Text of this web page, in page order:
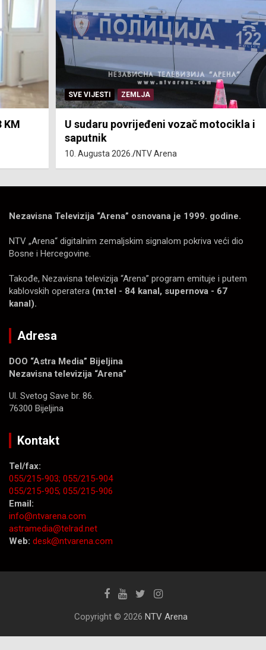
SVE VIJESTI ZEMLJA
U sudaru povrijeđeni vozač motocikla i
saputnik
10. Augusta 2026. NTV Arena
Nezavisna Televizija “Arena” osnovana je 1999. godine.
NTV „Arena“ digitalnim zemaljskim signalom pokriva veći dio
Bosne i Hercegovine.
Takođe, Nezavisna televizija “Arena” program emituje i putem
kablovskih operatera (m:tel - 84 kanal, supernova - 67
kanal).
Adresa
DOO “Astra Media” Bijeljina
Nezavisna televizija “Arena”
Ul. Svetog Save br. 86.
76300 Bijeljina
Kontakt
Tel/fax:
055/215-903; 055/215-904
055/215-905; 055/215-906
Email:
info@ntvarena.com
astramedia@telrad.net
Web: desk@ntvarena.com
Copyright © 2026 NTV Arena